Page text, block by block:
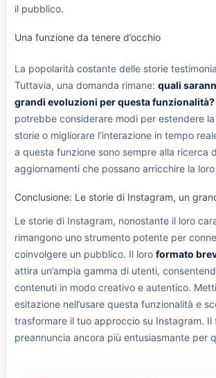
il pubblico.
Una funzione da tenere d’occhio
La popolarità costante delle storie
Tuttavia, una domanda rimane: quali
grandi evoluzioni per questa funzionalità?
potrebbe considerare modi per estendere
storie o migliorare l’interazione in tempo
a questa funzione sono sempre alla ricerca
aggiornamenti che possano arricchire la
Conclusione: Le storie di Instagram, un
Le storie di Instagram, nonostante il loro
rimangono uno strumento potente per
coinvolgere un pubblico. Il loro formato
attira un’ampia gamma di utenti,
contenuti in modo creativo e autentico.
esitazione nell’usare questa funzionalità e
trasformare il tuo approccio su Instagram. Il
preannuncia ancora più entusiasmante per